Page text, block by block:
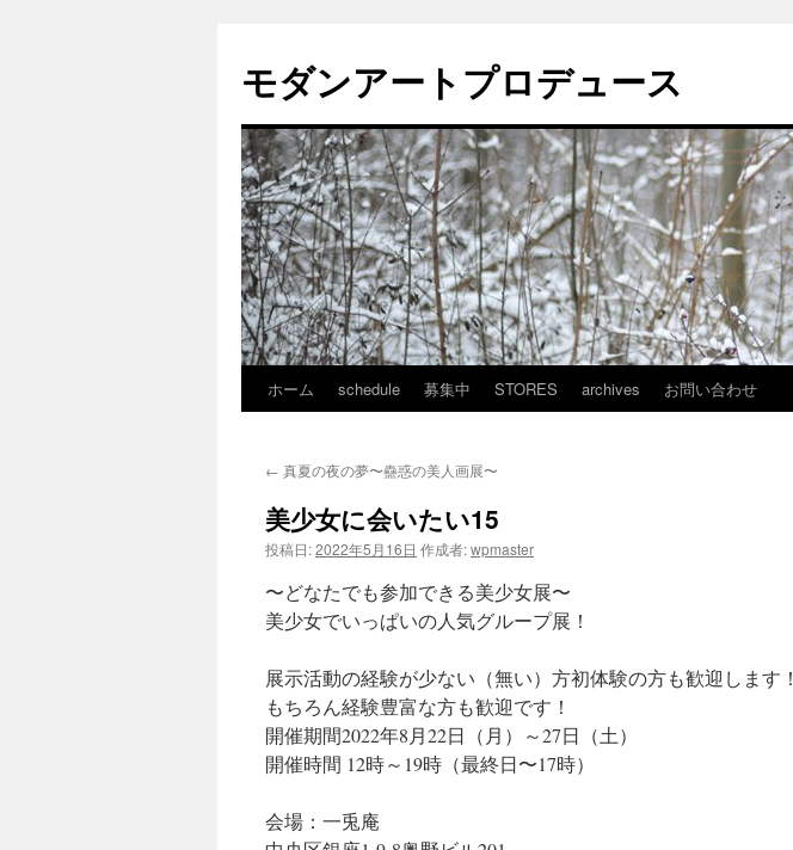
モダンアートプロデュース
ホーム schedule 募集中 STORES archives お問い合わせ
← 真夏の夜の夢〜蠱惑の美人画展〜
美少女に会いたい15
投稿日:2022年5月16日 作成者:wpmaster
〜どなたでも参加できる美少女展〜
美少女でいっぱいの人気グループ展！
展示活動の経験が少ない（無い）方初体験の方も歓迎します！
もちろん経験豊富な方も歓迎です！
開催期間2022年8月22日（月）～27日（土）
開催時間 12時～19時（最終日〜17時）
会場：一兎庵